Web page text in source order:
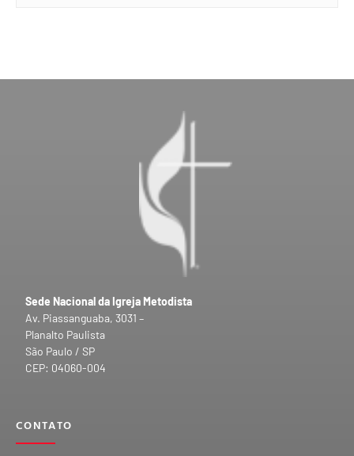
Sede Nacional da Igreja Metodista
Av. Piassanguaba, 3031 –
Planalto Paulista
São Paulo / SP
CEP: 04060-004
CONTATO